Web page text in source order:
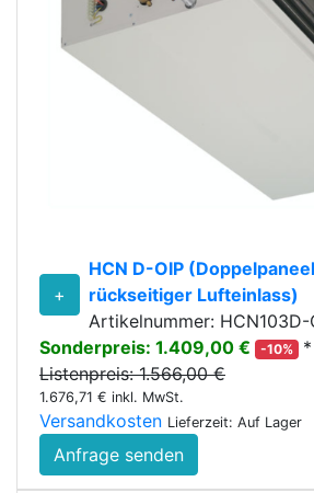
+
HCN D-OIP
rückseitiger Lufteinlass)
Artikelnummer: HCN103D-
Sonderpreis: 1.409,00 €
-10%
*
Listenpreis: 1.566,00 €
1.676,71 € inkl. MwSt.
Versandkosten Lieferzeit: Auf Lager
Anfrage senden